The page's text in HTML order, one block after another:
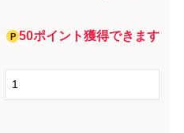
50ポイント獲得できます